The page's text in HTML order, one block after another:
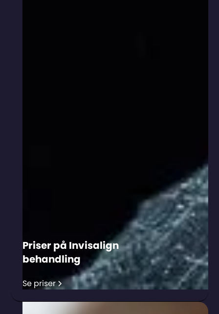
Priser på Invisalign
behandling
Se priser